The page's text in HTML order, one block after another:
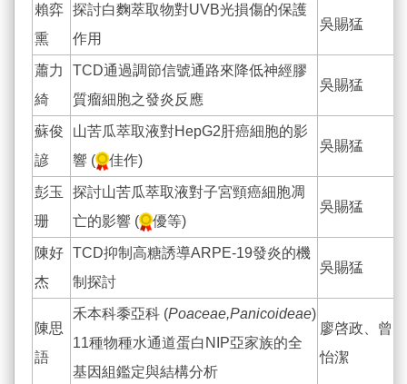
賴弈
熏
探討白麴萃取物對UVB光損傷的保護
作用
吳賜猛
蕭力
綺
TCD通過調節信號通路來降低神經膠
質瘤細胞之發炎反應
吳賜猛
蘇俊
諺
山苦瓜萃取液對HepG2肝癌細胞的影
響 (
佳作)
吳賜猛
彭玉
珊
探討山苦瓜萃取液對子宮頸癌細胞凋
亡的影響 (
優等)
吳賜猛
陳好
杰
TCD抑制高糖誘導ARPE-19發炎的機
制探討
吳賜猛
陳思
語
禾本科黍亞科 (Poaceae,Panicoideae)
11種物種水通道蛋白NIP亞家族的全
基因組鑑定與結構分析
廖啓政、曾
怡潔